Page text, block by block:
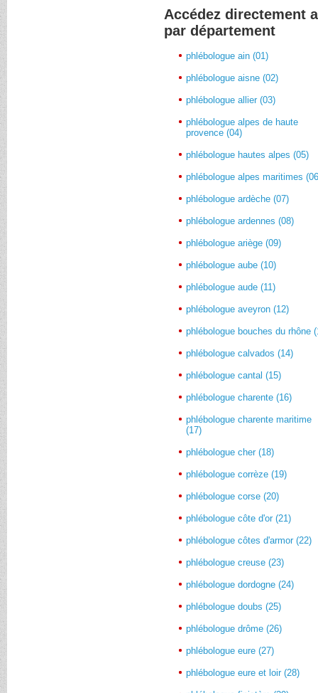
Accédez directement
par département
phlébologue ain (01)
phlébologue aisne (02)
phlébologue allier (03)
phlébologue alpes de haute
provence (04)
phlébologue hautes alpes (05)
phlébologue alpes maritimes
phlébologue ardèche (07)
phlébologue ardennes (08)
phlébologue ariège (09)
phlébologue aube (10)
phlébologue aude (11)
phlébologue aveyron (12)
phlébologue bouches du rhône
phlébologue calvados (14)
phlébologue cantal (15)
phlébologue charente (16)
phlébologue charente maritime
(17)
phlébologue cher (18)
phlébologue corrèze (19)
phlébologue corse (20)
phlébologue côte d'or (21)
phlébologue côtes d'armor (22)
phlébologue creuse (23)
phlébologue dordogne (24)
phlébologue doubs (25)
phlébologue drôme (26)
phlébologue eure (27)
phlébologue eure et loir (28)